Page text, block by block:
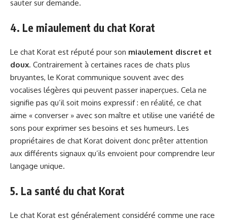
sauter sur demande.
4. Le miaulement du chat Korat
Le chat Korat est réputé pour son miaulement discret et
doux. Contrairement à certaines races de chats plus
bruyantes, le Korat communique souvent avec des
vocalises légères qui peuvent passer inaperçues. Cela ne
signifie pas qu’il soit moins expressif : en réalité, ce chat
aime « converser » avec son maître et utilise une variété de
sons pour exprimer ses besoins et ses humeurs. Les
propriétaires de chat Korat doivent donc prêter attention
aux différents signaux qu’ils envoient pour comprendre leur
langage unique.
5. La santé du chat Korat
Le chat Korat est généralement considéré comme une race